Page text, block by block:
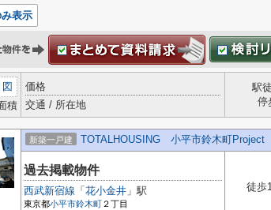
表示
積
価格
交通 / 所在地
駅
停
新築一戸建 TOTALHOUSING 小平市鈴木町
過去掲載物件
西武新宿線 「 花小金井 」駅
東京都小平市鈴木町 ２丁目
徒歩